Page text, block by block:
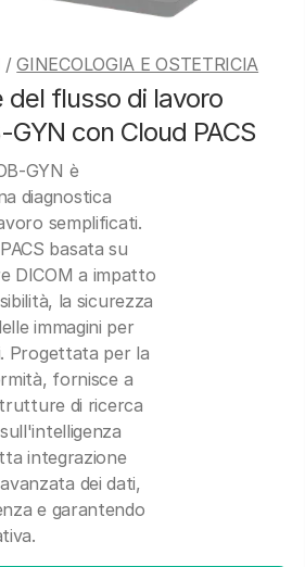
/GINECOLOGIA E OSTETRICIA
del flusso di lavoro
con Cloud PACS
GYN è
diagnostica
semplificati.
basata su
DICOM a impatto
la sicurezza
immagini per
Progettata per la
fornisce a
di ricerca
integrazione
dei dati,
e garantendo